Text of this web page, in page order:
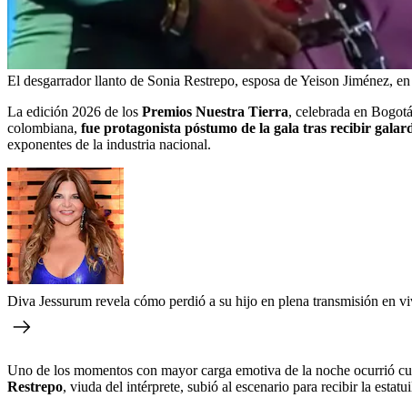
El desgarrador llanto de Sonia Restrepo, esposa de Yeison Jiménez,
La edición 2026 de los Premios Nuestra Tierra, celebrada en
colombiana, fue protagonista póstumo de la gala tras recibir
exponentes de la industria nacional.
Diva Jessurum revela cómo perdió a su hijo en plena transmisión en
Uno de los momentos con mayor carga emotiva de la noche ocurrió
Restrepo, viuda del intérprete, subió al escenario para recibir la